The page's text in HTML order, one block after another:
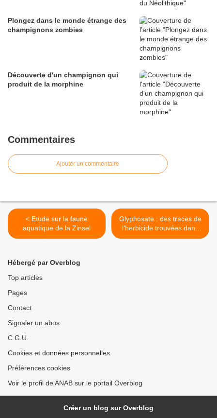
Plongez dans le monde étrange des
champignons zombies
Découverte d'un champignon qui
produit de la morphine
Commentaires
Ajouter un commentaire
< Etude sur la faune
aquatique de la Zinsel
Glyphosate : des traces de
l'herbicide trouvées dans
des produits de
Hébergé par Overblog
Top articles
Pages
Contact
Signaler un abus
C.G.U.
Cookies et données personnelles
Préférences cookies
Voir le profil de ANAB sur le portail Overblog
Créer un blog sur Overblog